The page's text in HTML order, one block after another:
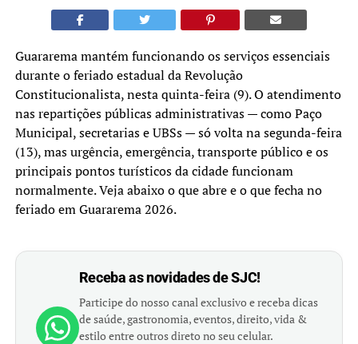
Guararema mantém funcionando os serviços essenciais
durante o feriado estadual da Revolução
Constitucionalista, nesta quinta-feira (9). O atendimento
nas repartições públicas administrativas — como Paço
Municipal, secretarias e UBSs — só volta na segunda-feira
(13), mas urgência, emergência, transporte público e os
principais pontos turísticos da cidade funcionam
normalmente. Veja abaixo o que abre e o que fecha no
feriado em Guararema 2026.
Receba as novidades de SJC!
Participe do nosso canal exclusivo e receba dicas
de saúde, gastronomia, eventos, direito, vida &
estilo entre outros direto no seu celular.